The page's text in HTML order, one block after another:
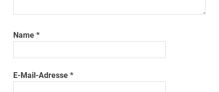
Name*
E-Mail-Adresse*